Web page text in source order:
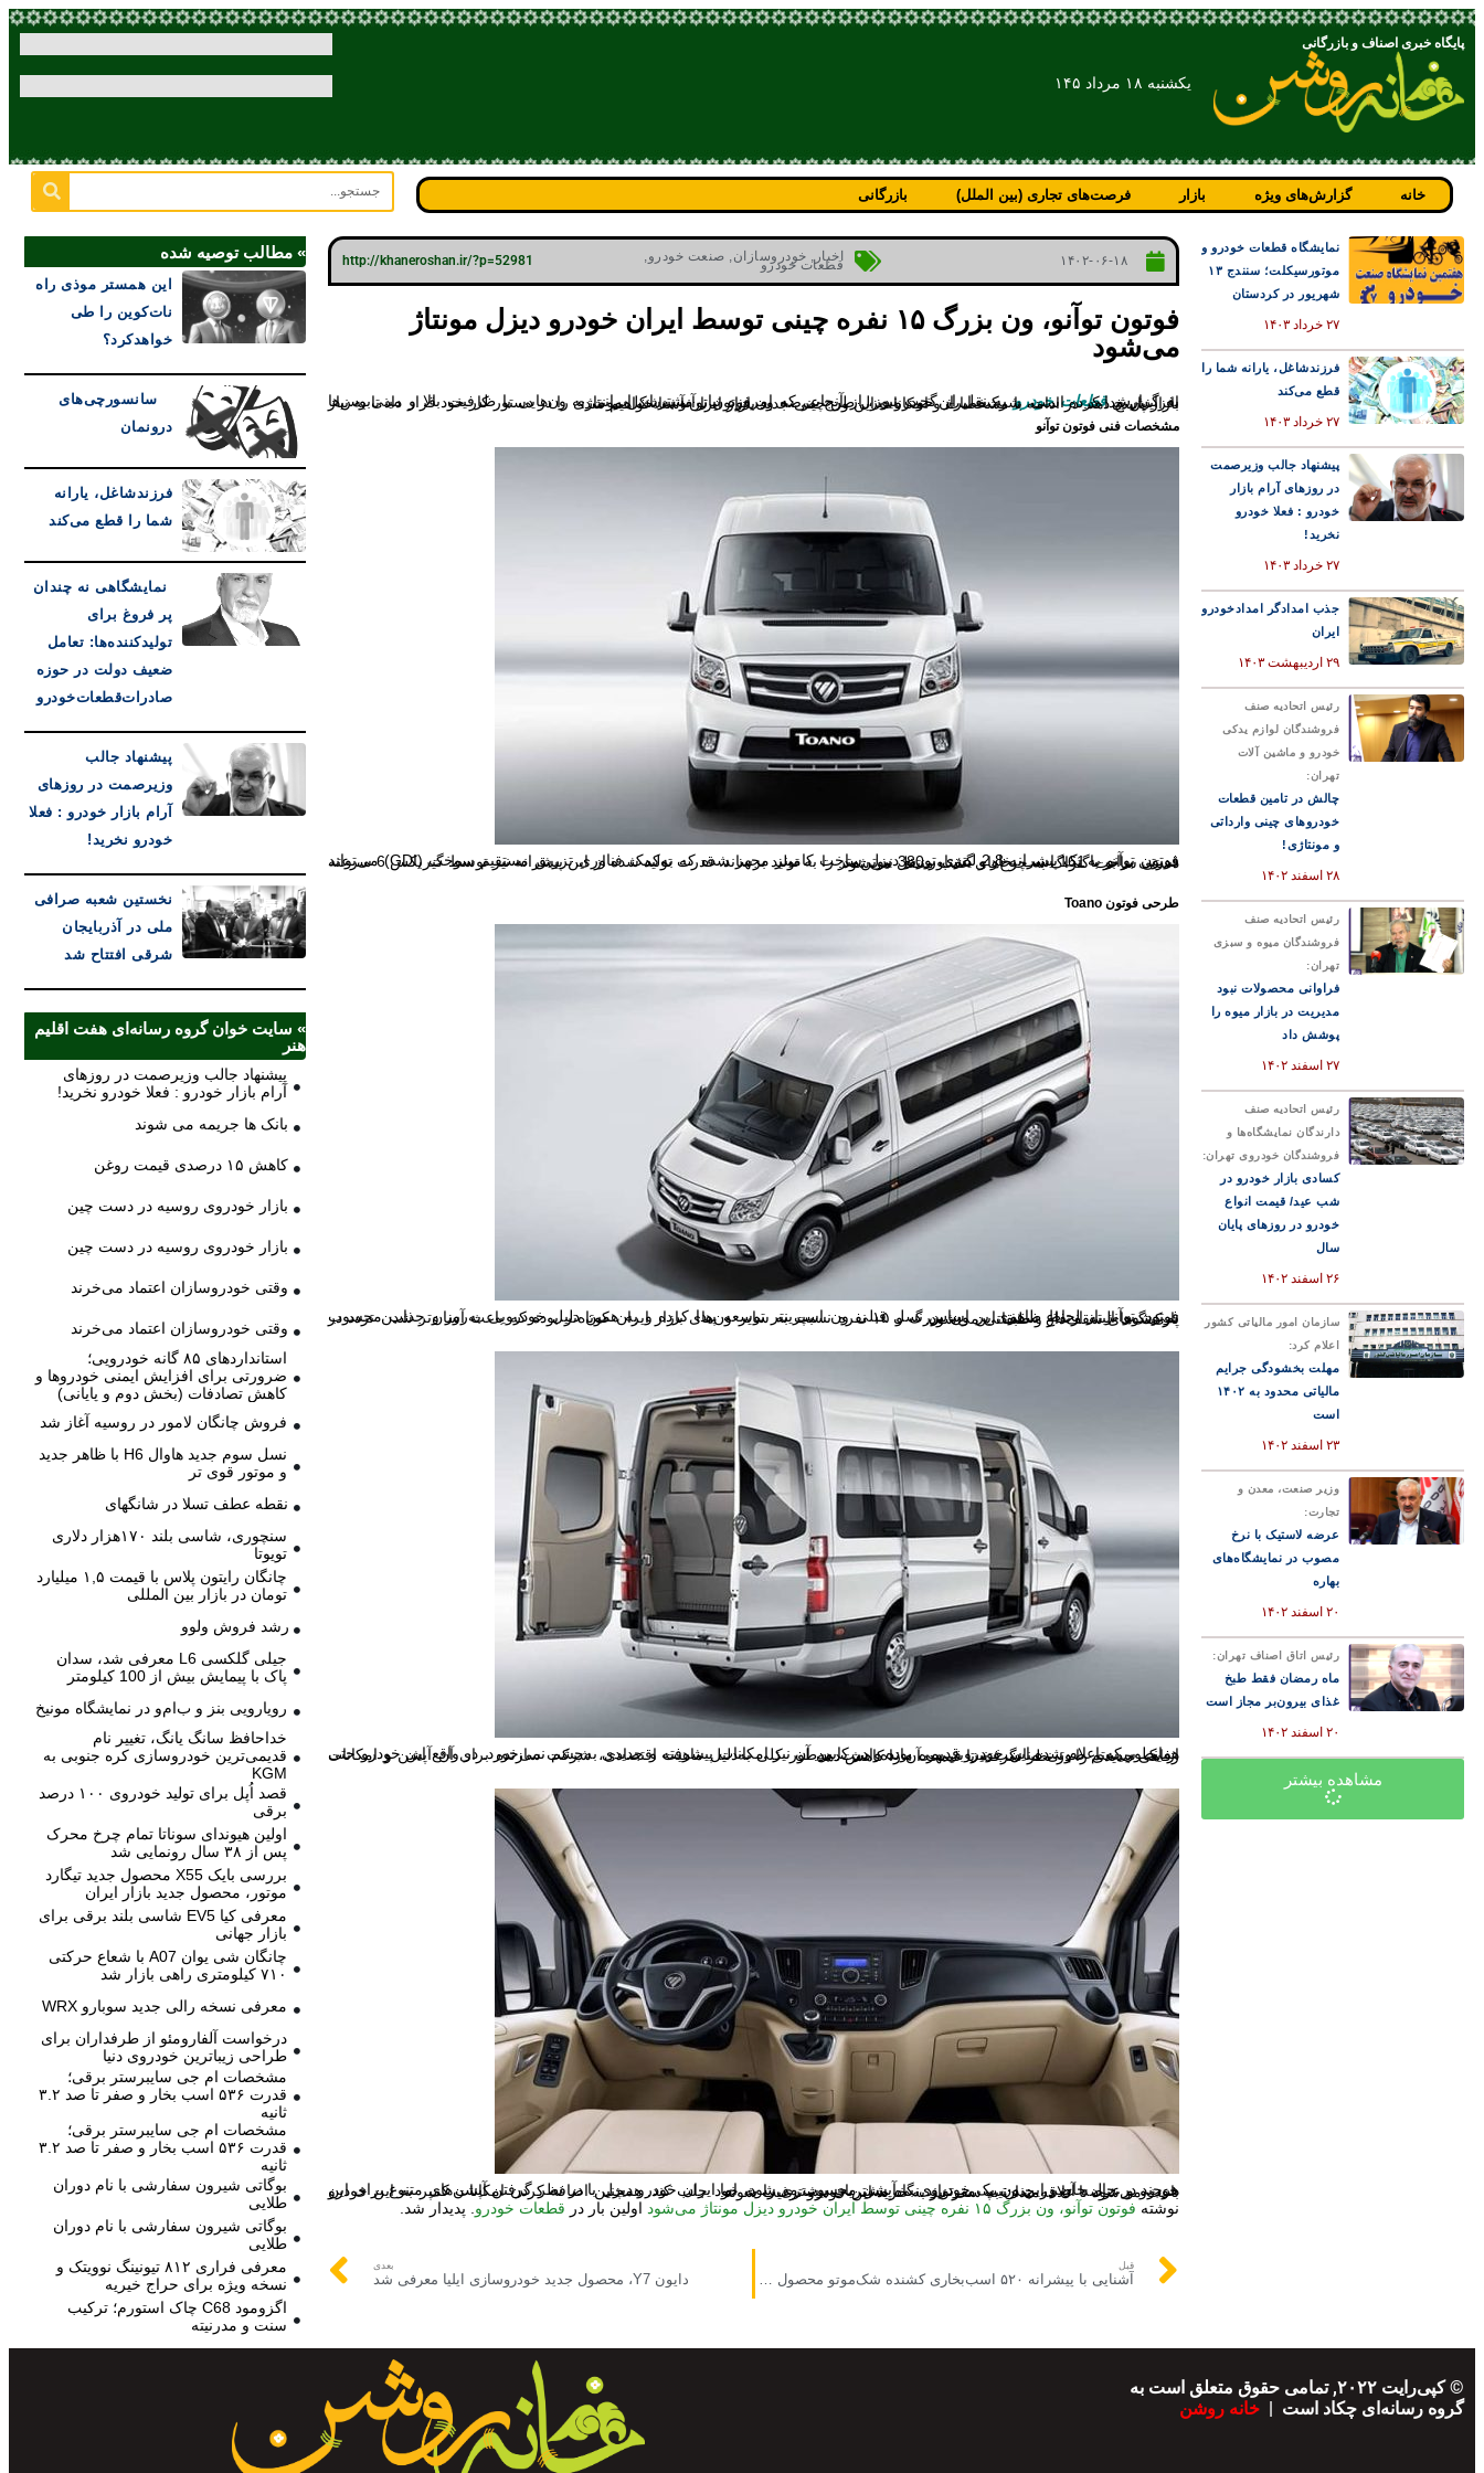
پایگاه خبری اصناف و بازرگانی
یکشنبه ۱۸ مرداد ۱۴۵
خانه گزارش‌های ویژه بازار فرصت‌های تجاری (بین الملل) بازرگانی
نمایشگاه قطعات خودرو و
موتورسیکلت؛ سنندج ۱۳
شهریور در کردستان
۲۷ خرداد ۱۴۰۳
فرزندشاغل، یارانه شما را
قطع می‌کند
۲۷ خرداد ۱۴۰۳
پیشنهاد جالب وزیرصمت
در روزهای آرام بازار
خودرو : فعلا خودرو
نخرید!
۲۷ خرداد ۱۴۰۳
جذب امدادگر امدادخودرو
ایران
۲۹ اردیبهشت ۱۴۰۳
رئیس اتحادیه صنف
فروشندگان لوازم یدکی
خودرو و ماشین آلات
تهران:
چالش در تامین قطعات
خودروهای چینی وارداتی
و مونتاژی!
۲۸ اسفند ۱۴۰۲
رئیس اتحادیه صنف
فروشندگان میوه و سبزی
تهران:
فراوانی محصولات نبود
مدیریت در بازار میوه را
پوشش داد
۲۷ اسفند ۱۴۰۲
رئیس اتحادیه صنف
دارندگان نمایشگاه‌ها و
فروشندگان خودروی تهران:
کسادی بازار خودرو در
شب عید/ قیمت انواع
خودرو در روزهای پایان
سال
۲۶ اسفند ۱۴۰۲
سازمان امور مالیاتی کشور
اعلام کرد:
مهلت بخشودگی جرایم
مالیاتی محدود به ۱۴۰۲
است
۲۳ اسفند ۱۴۰۲
وزیر صنعت، معدن و
تجارت:
عرضه لاستیک با نرخ
مصوب در نمایشگاه‌های
بهاره
۲۰ اسفند ۱۴۰۲
رئیس اتاق اصناف تهران:
ماه رمضان فقط طبخ
غذای بیرون‌بر مجاز است
۲۰ اسفند ۱۴۰۲
مشاهده بیشتر
۱۴۰۲-۰۶-۱۸ اخبار, خودروسازان, صنعت خودرو,
قطعات خودرو http://khaneroshan.ir/?p=52981
فوتون توآنو، ون بزرگ ۱۵ نفره چینی توسط ایران خودرو دیزل مونتاژ
می‌شود
به گزارشقطعات خودرو
به نقل از گجت نیوز، از آنجایی که امروزه نیاز مشتریان ایرانی به ون‌هایی با ظرفیت بالا و مینی‌بوس‌ها افزایش پیدا کرده است، شرکت ایران خودرو دیزل طرح عرضه ون فوتون توآنو به‌شکل مونتاژی را در دستور کار خود قرار داد تا به نیاز بازار پاسخ دهد. در ادامه با مشخصات و امکانات این ون چینی جدید بازار ایران آشنا خواهیم شد.
مشخصات فنی فوتون توآنو
فوتون توآنو به یک پیشرانه 2.8 لیتری توربو دیزل ساخت کامینز مجهز شده که به‌کمک فناوری تزریق مستقیم سوخت (GDI) می‌تواند قدرتی برابر با 161 اسب بخار و گشتاور 380 نیوتن‌متر را به تولید برساند. قدرت تولید شده از این پیشرانه نیز توسط گیربکس 6 سرعته دستی ساخت گتراگ به چرخ‌های عقب منتقل می‌شود.
طرحی فوتون Toano
فوتون توآنز از لحاظ ظاهری بر اساس نسل قبلی ون اسپرینتر توسعه پیدا کرده و به همین دلیل خودرویی به‌روز و جذاب محسوب نمی‌شود. البته ارتفاع سقف این ون بزرگ و ۱۵ نفره نسبت به سایر ون‌های بازار ایران کوتاه‌تر بوده که باعث آسان‌تر شدن تردد در پارکینگ‌های سقف‌دار و طبقاتی می‌شود.
همانطور که اعلام شده این خودرو قدیمی بوده و در کابین آن نیز امکانات پیشرفته و جدیدی به‌چشم نمی‌خورد. در واقع این خودرو حتی از یک سیستم صوتی مناسب نیز بی‌بهره مانده است. به‌طور کلی به‌دلیل ماهیت اقتصادی، شرکت سازنده برای آن آپشن و امکانات رفاهی جدیدی را در نظر نگرفته تا قیمت آن را کاهش دهد.
هرچند در حال حاضر این ون یک خودروی بی‌آپشن محسوب می‌شود، اما ایران خودرو دیزل با در نظر گرفتن آپشن‌های متنوع برای این خودرو و عرضه آن در چند تیپ می‌تواند نگاه مشتریان بیشتری را به خود جلب کند. همچنین اضافه کردن امکانات کمپر به این خودرو باعث می‌شود تا علاقه‌مندان به سفر نیز به خرید این خودرو ترغیب شوند.
نوشته فوتون توآنو، ون بزرگ ۱۵ نفره چینی توسط ایران خودرو دیزل مونتاژ می‌شود اولین بار در قطعات خودرو . پدیدار شد.
قبل
آشنایی با پیشرانه ۵۲۰ اسب‌بخاری کشنده شک‌موتو محصول آرین دیزل
بعدی
دایون Y7، محصول جدید خودروسازی ایلیا معرفی شد
» مطالب توصیه شده
این همستر موذی راه
نات‌کوین را طی
خواهدکرد؟
سانسورچی‌های
درونمان
فرزندشاغل، یارانه
شما را قطع می‌کند
نمایشگاهی نه چندان
پر فروغ برای
تولیدکننده‌ها: تعامل
ضعیف دولت در حوزه
صادرات‌قطعات‌خودرو
پیشنهاد جالب
وزیرصمت در روزهای
آرام بازار خودرو : فعلا
خودرو نخرید!
نخستین شعبه صرافی
ملی در آذربایجان
شرقی افتتاح شد
» سایت خوان گروه رسانه‌ای هفت اقلیم
هنر
پیشنهاد جالب وزیرصمت در روزهای
آرام بازار خودرو : فعلا خودرو نخرید!
بانک ها جریمه می شوند
کاهش ۱۵ درصدی قیمت روغن
بازار خودروی روسیه در دست چین
بازار خودروی روسیه در دست چین
وقتی خودروسازان اعتماد می‌خرند
وقتی خودروسازان اعتماد می‌خرند
استانداردهای ۸۵ گانه خودرویی؛
ضرورتی برای افزایش ایمنی خودروها و
کاهش تصادفات (بخش دوم و پایانی)
فروش چانگان لامور در روسیه آغاز شد
نسل سوم جدید هاوال H6 با ظاهر جدید
و موتور قوی تر
نقطه عطف تسلا در شانگهای
سنچوری، شاسی بلند ۱۷۰هزار دلاری
تویوتا
چانگان رایتون پلاس با قیمت ۱,۵ میلیارد
تومان در بازار بین المللی
رشد فروش ولوو
جیلی گلکسی L6 معرفی شد، سدان
پاک با پیمایش بیش از 100 کیلومتر
رویارویی بنز و ب‌ام‌و در نمایشگاه مونیخ
خداحافظ سانگ یانگ، تغییر نام
قدیمی‌ترین خودروسازی کره جنوبی به
KGM
قصد اُپل برای تولید خودروی ۱۰۰ درصد
برقی
اولین هیوندای سوناتا تمام چرخ محرک
پس از ۳۸ سال رونمایی شد
بررسی بایک X55 محصول جدید تیگارد
موتور، محصول جدید بازار ایران
معرفی کیا EV5 شاسی بلند برقی برای
بازار جهانی
چانگان شی یوان A07 با شعاع حرکتی
۷۱۰ کیلومتری راهی بازار شد
معرفی نسخه رالی جدید سوبارو WRX
درخواست آلفارومئو از طرفداران برای
طراحی زیباترین خودروی دنیا
مشخصات ام جی سایبرستر برقی؛
قدرت ۵۳۶ اسب بخار و صفر تا صد ۳.۲
ثانیه
مشخصات ام جی سایبرستر برقی؛
قدرت ۵۳۶ اسب بخار و صفر تا صد ۳.۲
ثانیه
بوگاتی شیرون سفارشی با نام دوران
طلایی
بوگاتی شیرون سفارشی با نام دوران
طلایی
معرفی فراری ۸۱۲ تیونینگ نوویتک و
نسخه ویژه برای حراج خیریه
اگزومود C68 چاک استورم؛ ترکیب
سنت و مدرنیته
© کپی‌رایت ۲۰۲۲, تمامی حقوق متعلق است به
گروه رسانه‌ای چکاد است | خانه روشن